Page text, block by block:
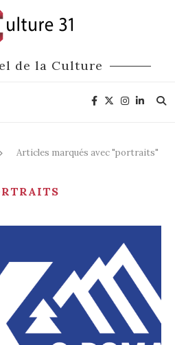
de la Culture
Articles marqués avec "portraits"